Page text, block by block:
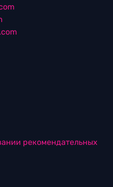
рекомендательных